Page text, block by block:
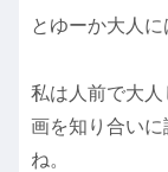
とゆーか大人
私は人前で大
画を知り合い
ね。